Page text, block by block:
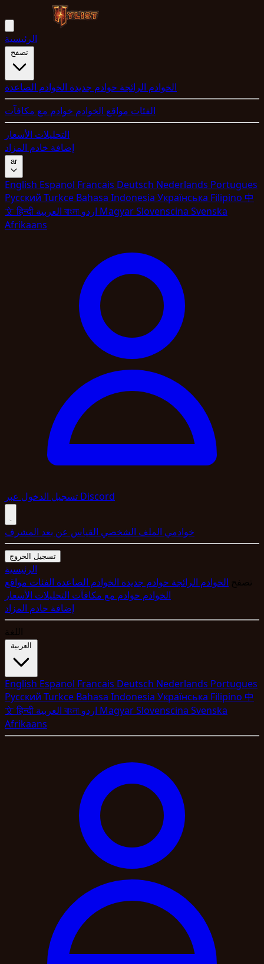
الرئيسية
الخوادم الرائجة خوادم جديدة الخوادم الصاعدة
الفئات مواقع الخوادم خوادم مع مكافآت
التحليلات الأسعار
إضافة خادم المزاد
ar
English Espanol Francais Deutsch Nederlands Portugues
Pyccкий Turkce Bahasa Indonesia Укpaїнcькa Filipino 中
文हिन्दी বাংলা MagyarSlovenscina Svenska
Afrikaans
تسجيل الدخول عبر Discord
خوادمي الملف الشخصي القياس عن بعد المشرف
تسجيل الخروج
الرئيسية
تصفح الخوادم الرائجة خوادم جديدة الخوادم الصاعدة الفئات مواقع
الخوادم خوادم مع مكافآت التحليلات الأسعار
إضافة خادم المزاد
اللغة
العربية
English Espanol Francais Deutsch Nederlands Portugues
Pyccкий Turkce Bahasa Indonesia Укpaїнcькa Filipino 中
文हिन्दी বাংলা MagyarSlovenscina Svenska
Afrikaans